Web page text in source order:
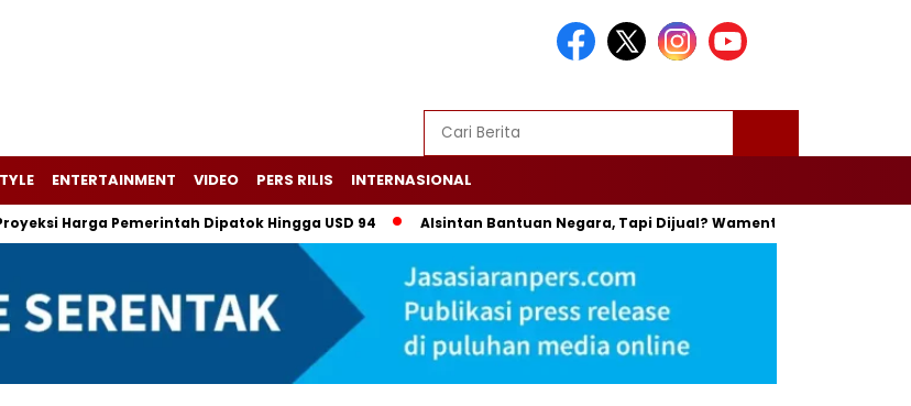
ENTERTAINMENT VIDEO PERS RILIS INTERNASIONAL
Harga Pemerintah Dipatok Hingga USD 94 Alsintan Bantuan Negara, Tapi Dijual? Wamentan: Itu Bisa Dipenjara